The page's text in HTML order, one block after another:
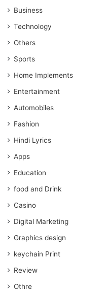
Business
Technology
Others
Sports
Home Implements
Entertainment
Automobiles
Fashion
Hindi Lyrics
Apps
Education
food and Drink
Casino
Digital Marketing
Graphics design
keychain Print
Review
Othre